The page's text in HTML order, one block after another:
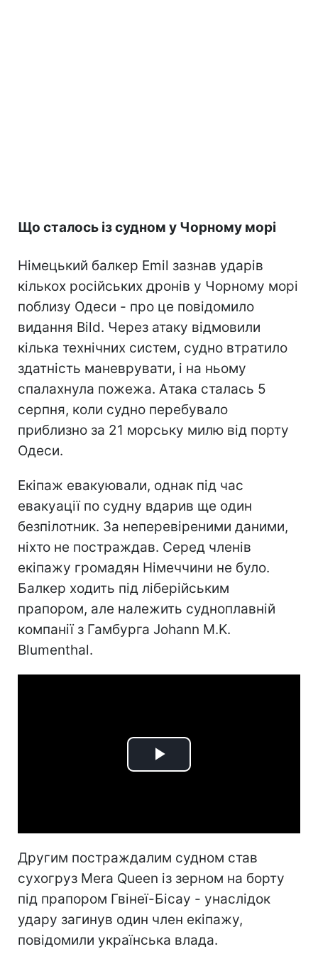
Що сталось із судном у Чорному морі
Німецький балкер Emil зазнав ударів
кількох російських дронів у Чорному морі
поблизу Одеси - про це повідомило
видання Bild. Через атаку відмовили
кілька технічних систем, судно втратило
здатність маневрувати, і на ньому
спалахнула пожежа. Атака сталась 5
серпня, коли судно перебувало
приблизно за 21 морську милю від порту
Одеси.
Екіпаж евакуювали, однак під час
евакуації по судну вдарив ще один
безпілотник. За неперевіреними даними,
ніхто не постраждав. Серед членів
екіпажу громадян Німеччини не було.
Балкер ходить під ліберійським
прапором, але належить судноплавній
компанії з Гамбурга Johann M.K.
Blumenthal.
Play
Другим постраждалим судном став
сухогруз Mera Queen із зерном на борту
під прапором Гвінеї-Бісау - унаслідок
удару загинув один член екіпажу,
повідомили українська влада.